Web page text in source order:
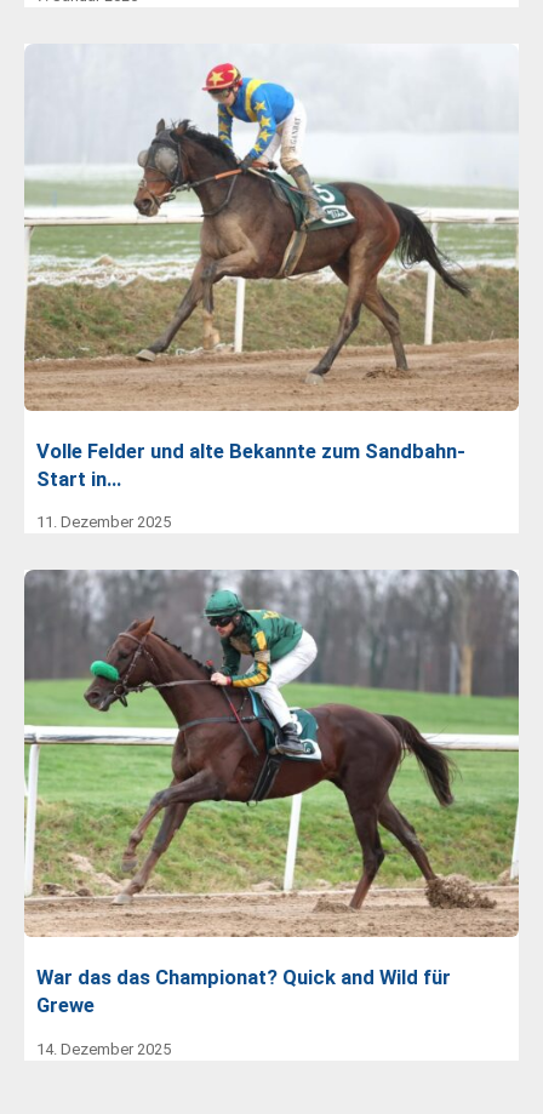
Volle Felder und alte Bekannte zum Sandbahn-
Start in…
11. Dezember 2025
War das das Championat? Quick and Wild für
Grewe
14. Dezember 2025